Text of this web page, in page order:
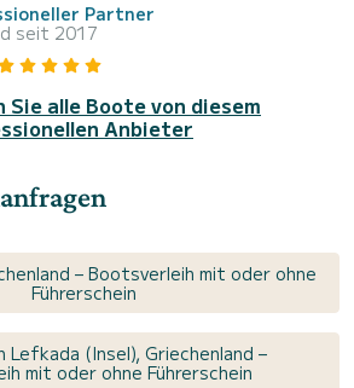
Partner
seit 2017
Sie alle Boote von diesem
Anbieter
– Bootsverleih mit oder ohne
Führerschein
(Insel), Griechenland –
mit oder ohne Führerschein